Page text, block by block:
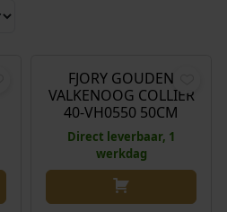
FJORY GOUDEN
VALKENOOG COLLIER
40-VH0550 50CM
Direct leverbaar, 1
werkdag